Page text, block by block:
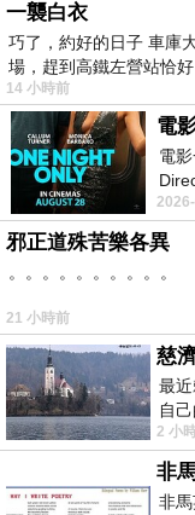
一、用數
Relationship
）
1. Deep Brew AI
Starbucks導入
功能：
分析會員購買紀錄
追蹤消費時間、
建立「顧客飲品
實際應用：
推薦「你可能喜
依天氣推薦（熱
依時間推薦（早
重點：不是賣咖
一襲白衣
巧了，約好的日子 車庫
場，趕到高鐵左營站恰
14 小時前
電
邪正道殊苦樂各異
。。。。。。。。。。
21 小時前
慈
最
自
民如
2 小
非
非